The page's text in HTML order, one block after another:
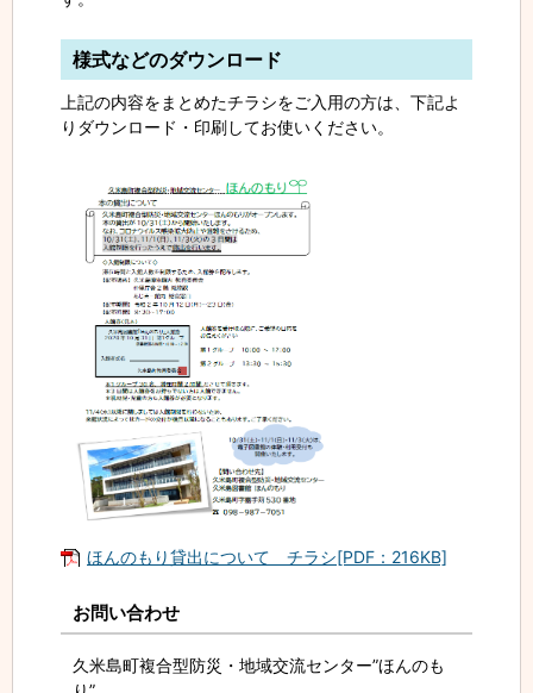
様式などのダウンロード
上記の内容をまとめたチラシをご入用の方は、下記よ
りダウンロード・印刷してお使いください。
ほんのもり貸出について チラシ[PDF：216KB]
お問い合わせ
久米島町複合型防災・地域交流センター”ほんのも